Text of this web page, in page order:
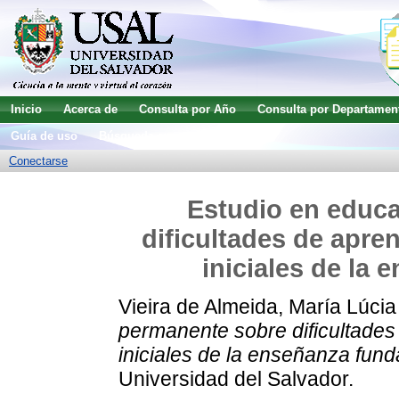
Inicio Acerca de Consulta por Año
Consulta por
Guía de uso
Conectarse
Estudio en
dificultades de
iniciales de la
Vieira de Almeida, María Lúcia
permanente sobre
iniciales de la enseñanza
Universidad del Salvador.